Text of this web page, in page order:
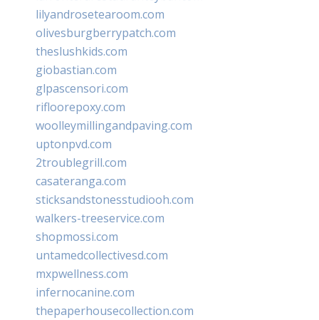
lilyandrosetearoom.com
olivesburgberrypatch.com
theslushkids.com
giobastian.com
glpascensori.com
rifloorepoxy.com
woolleymillingandpaving.com
uptonpvd.com
2troublegrill.com
casateranga.com
sticksandstonesstudiooh.com
walkers-treeservice.com
shopmossi.com
untamedcollectivesd.com
mxpwellness.com
infernocanine.com
thepaperhousecollection.com